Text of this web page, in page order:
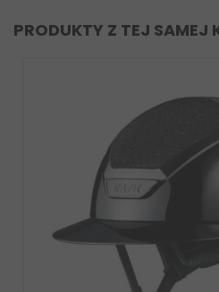
PRODUKTY Z TEJ SAMEJ